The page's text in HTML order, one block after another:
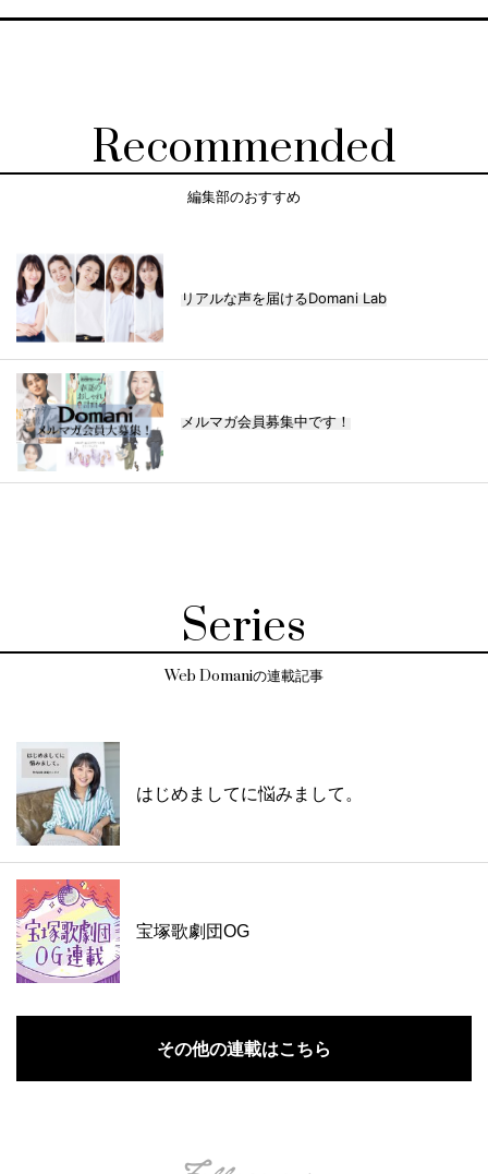
Recommended
編集部のおすすめ
リアルな声を届けるDomani Lab
メルマガ会員募集中です！
Series
Web Domaniの連載記事
はじめましてに悩みまして。
宝塚歌劇団OG
その他の連載はこちら